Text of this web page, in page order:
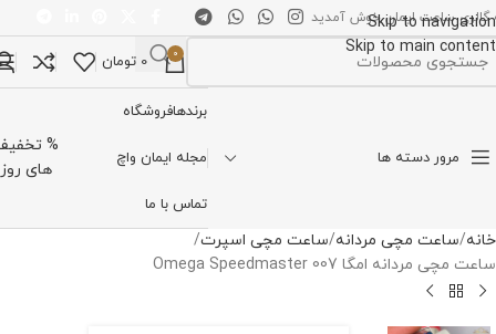
Skip to navigation
Skip to main content
گالری ساعت ایمان خوش آمدید
0
0 تومان
مرور دسته ها
برندهافروشگاه
مجله ایمان واچ
تماس با ما
%
های روز
خانه ساعت مچی مردانه ساعت مچی اسپرت
ساعت مچی مردانه امگا Omega Speedmaster 007